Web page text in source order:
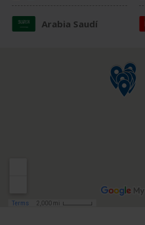
Arabia Saudí